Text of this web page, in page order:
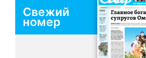
Свежий
номер